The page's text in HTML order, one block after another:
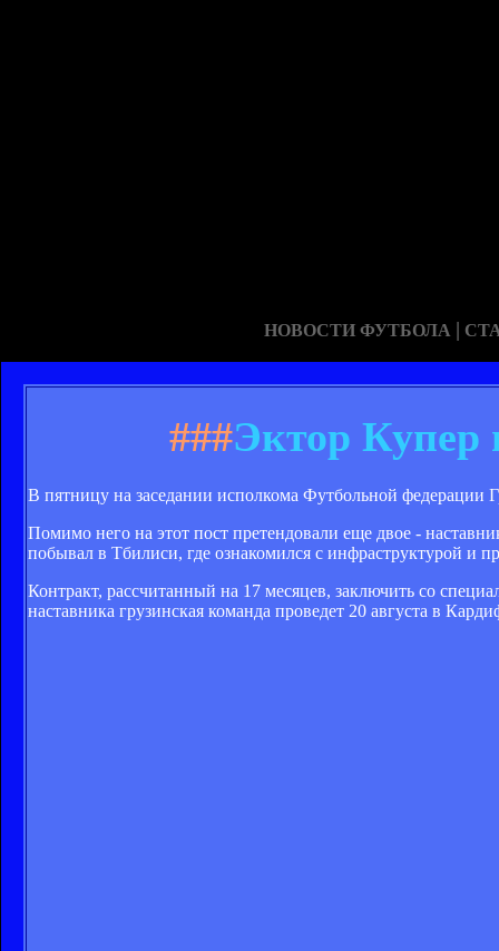
НОВОСТИ ФУТБОЛА |
###Эктор Купер
В пятницу на заседании исполкома Футбольной
Помимо него на этот пост претендовали еще двое -
побывал в Тбилиси, где ознакомился с инфраструктурой и
Контракт, рассчитанный на 17 месяцев, заключить со
наставника грузинская команда проведет 20 августа в